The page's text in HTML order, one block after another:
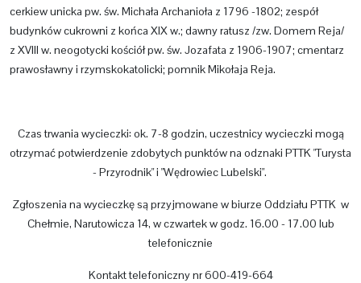
cerkiew unicka pw. św. Michała Archanioła z 1796 -1802; zespół
budynków cukrowni z końca XIX w.; dawny ratusz /zw. Domem Reja/
z XVIII w. neogotycki kościół pw. św. Jozafata z 1906-1907; cmentarz
prawosławny i rzymskokatolicki; pomnik Mikołaja Reja.
Czas trwania wycieczki: ok. 7-8 godzin, uczestnicy wycieczki mogą
otrzymać potwierdzenie zdobytych punktów na odznaki PTTK "Turysta
- Przyrodnik" i "Wędrowiec Lubelski".
Zgłoszenia na wycieczkę są przyjmowane w biurze Oddziału PTTK w
Chełmie, Narutowicza 14, w czwartek w godz. 16.00 - 17.00 lub
telefonicznie
Kontakt telefoniczny nr 600-419-664